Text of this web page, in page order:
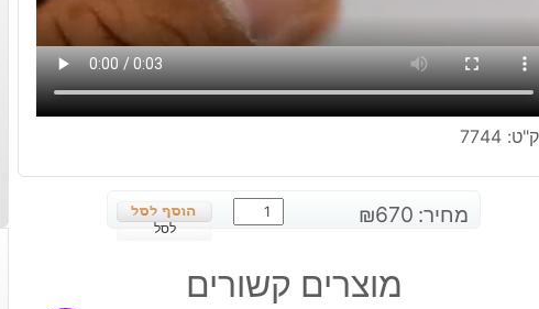
7744
מחיר: ₪670
כמות
של
עבודת
לסל
מוצרים קשורים